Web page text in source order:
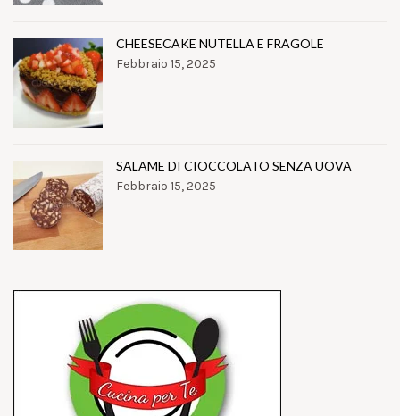
CHEESECAKE NUTELLA E FRAGOLE
Febbraio 15, 2025
SALAME DI CIOCCOLATO SENZA UOVA
Febbraio 15, 2025